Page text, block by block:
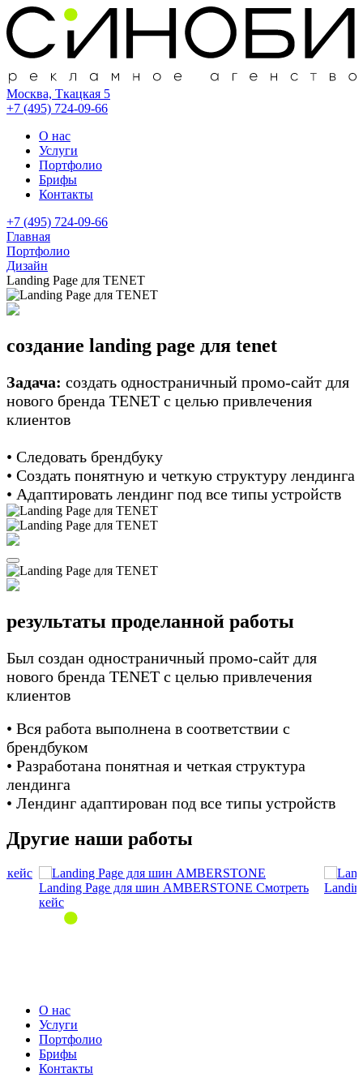
Москва, Ткацкая 5
+7 (495) 724-09-66
О нас
Услуги
Портфолио
Брифы
Контакты
+7 (495) 724-09-66
Главная
Портфолио
Дизайн
Landing Page для TENET
создание landing page для tenet
Задача: создать одностраничный промо-сайт для
нового бренда TENET с целью привлечения
клиентов
• Следовать брендбуку
• Создать понятную и четкую структуру лендинга
• Адаптировать лендинг под все типы устройств
результаты проделанной работы
Был создан одностраничный промо-сайт для
нового бренда TENET с целью привлечения
клиентов
• Вся работа выполнена в соответствии с
брендбуком
• Разработана понятная и четкая структура
лендинга
• Лендинг адаптирован под все типы устройств
Другие наши работы
кейс
Landing Page для шин AMBERSTONE Смотреть
кейс
О нас
Услуги
Портфолио
Брифы
Контакты